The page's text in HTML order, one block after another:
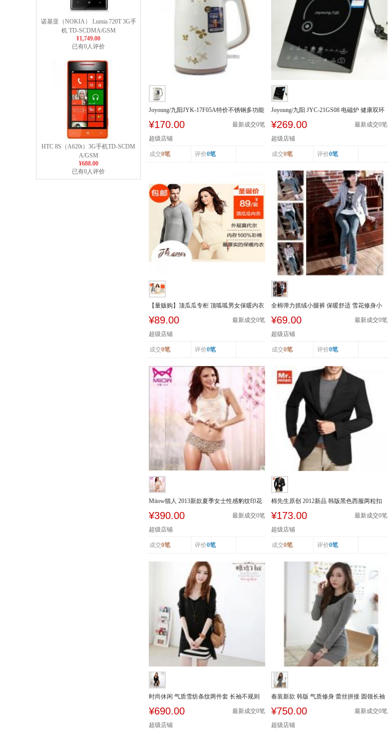
诺基亚（NOKIA） Lumia 720T 3G手
机 TD-SCDMA/GSM
¥1,749.00
已有0人评价
HTC 8S（A620t）3G手机TD-SCDM
A/GSM
¥688.00
已有0人评价
Joyoung/九阳JYK-17F05A特价不锈钢多功能
¥170.00 最新成交0笔
超级店铺
成交0笔 评价0笔
Joyoung/九阳 JYC-21GS08 电磁炉 健康双环
¥269.00 最新成交0笔
超级店铺
成交0笔 评价0笔
【量贩购】顶瓜瓜专柜 顶呱呱男女保暖内衣
¥89.00 最新成交0笔
超级店铺
成交0笔 评价0笔
全棉弹力抓绒小腿裤 保暖舒适 雪花修身小
¥69.00 最新成交0笔
超级店铺
成交0笔 评价0笔
Miiow猫人 2013新款夏季女士性感豹纹印花
¥390.00 最新成交0笔
超级店铺
成交0笔 评价0笔
棉先生原创 2012新品 韩版黑色西服两粒扣
¥173.00 最新成交0笔
超级店铺
成交0笔 评价0笔
时尚休闲 气质雪纺条纹两件套 长袖不规则
¥690.00 最新成交0笔
超级店铺
春装新款 韩版 气质修身 蕾丝拼接 圆领长袖
¥750.00 最新成交0笔
超级店铺